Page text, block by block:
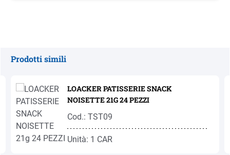
Prodotti simili
LOACKER PATISSERIE SNACK
NOISETTE 21G 24 PEZZI
Cod.: TST09
Unità: 1 CAR